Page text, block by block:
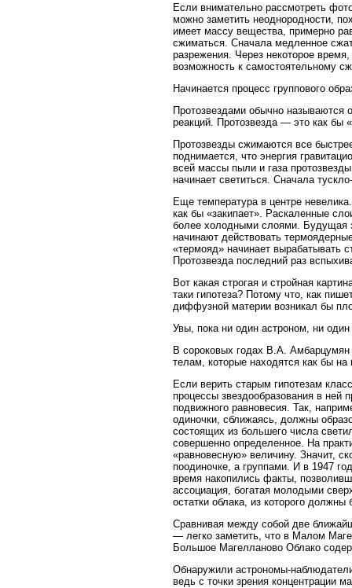
Если внимательно рассмотреть
можно заметить неоднородности,
имеет массу вещества, примерно
сжиматься. Сначала медленное
разрежения. Через некоторое
возможность к самостоятельному
Начинается процесс группового
Протозвездами обычно называются
реакций. Протозвезда — это как
Протозвезды сжимаются все
поднимается, что энергия
всей массы пыли и газа
начинает светиться. Сначала
Еще температура в центре
как бы «закипает». Раскаленные
более холодными слоями. Будущая
начинают действовать
«термояд» начинает вырабатывать
Протозвезда последний раз
Вот какая строгая и стройная
таки гипотеза? Потому что, как
диффузной материи возникал бы
Увы, пока ни один астроном, ни
В сороковых годах В.А.
телам, которые находятся как бы
Если верить старым гипотезам
процессы звездообразования в ней
подвижного равновесия. Так,
одиночки, сближаясь, должны
состоящих из большего числа
совершенно определенное. На
«равновесную» величину. Значит,
поодиночке, а группами. И в 1947
время накопились факты,
ассоциация, богатая молодыми
остатки облака, из которого
Сравнивая между собой две
— легко заметить, что в Малом
Большое Магелланово Облако
Обнаружили астрономы-
ведь с точки зрения концентрации